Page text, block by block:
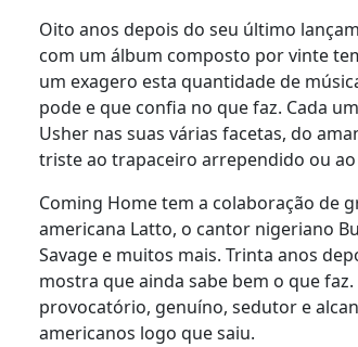
Oito anos depois do seu último
com um álbum composto por vinte
um exagero esta quantidade de
pode e que confia no que faz. Cada
Usher nas suas várias facetas, do
triste ao trapaceiro arrependido ou
Coming Home tem a colaboração de
americana Latto, o cantor nigeriano
Savage e muitos mais. Trinta anos
mostra que ainda sabe bem o que
provocatório, genuíno, sedutor e
americanos logo que saiu.